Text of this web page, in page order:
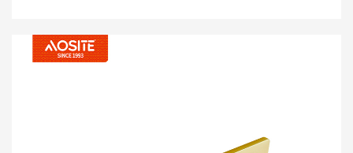
양한 홈 스타일에 완벽하게 통합 될 수 있습니다.